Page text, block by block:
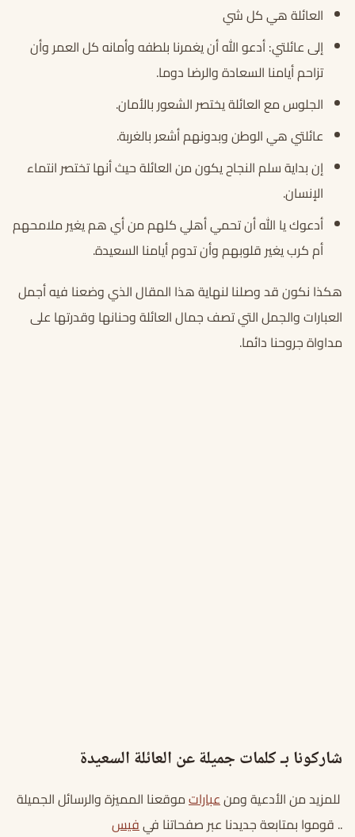
العائلة هي كل شي
إلى عائلتي: أدعو الله أن يغمرنا بلطفه وأمانه كل العمر وأن
تزاحم أيامنا السعادة والرضا دوما.
الجلوس مع العائلة يختصر الشعور بالأمان.
عائلتي هي الوطن وبدونهم أشعر بالغربة.
إن بداية سلم النجاح يكون من العائلة حيث أنها تختصر انتماء
الإنسان.
أدعوك يا الله أن تحمي أهلي كلهم من أي هم يغير ملامحهم
أم كرب يغير قلوبهم وأن تدوم أيامنا السعيدة.
هكذا نكون قد وصلنا لنهاية هذا المقال الذي وضعنا فيه أجمل
العبارات والجمل التي تصف جمال العائلة وحنانها وقدرتها على
مداواة جروحنا دائما.
شاركونا بـ كلمات جميلة عن العائلة السعيدة
للمزيد من الأدعية ومنعباراتموقعنا المميزة والرسائل الجميلة
.. قوموا بمتابعة جديدنا عبر صفحاتنا فيفيس